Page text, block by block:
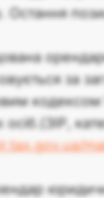
Остання
за
кодексом
осіб.(ЗІР,